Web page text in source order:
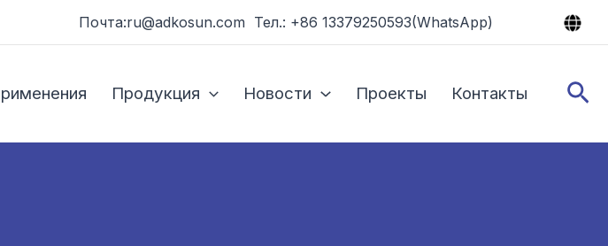
Почта:ru@adkosun.com Тел.: +86 13379250593(WhatsApp)
Продукция Новости Проекты Контакты